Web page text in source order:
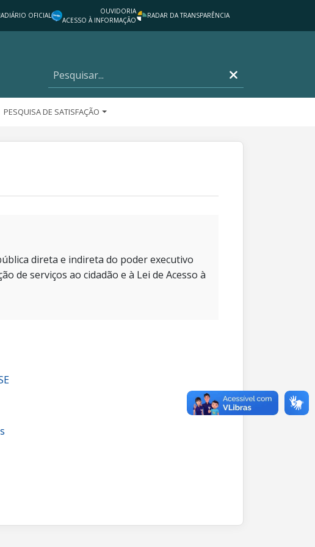
DIÁRIO OFICIAL
OUVIDORIA
ACESSO À INFORMAÇÃO
RADAR DA TRANSPARÊNCIA
PESQUISA DE SATISFAÇÃO
direta e indireta do poder executivo
de serviços ao cidadão e à Lei de Acesso à